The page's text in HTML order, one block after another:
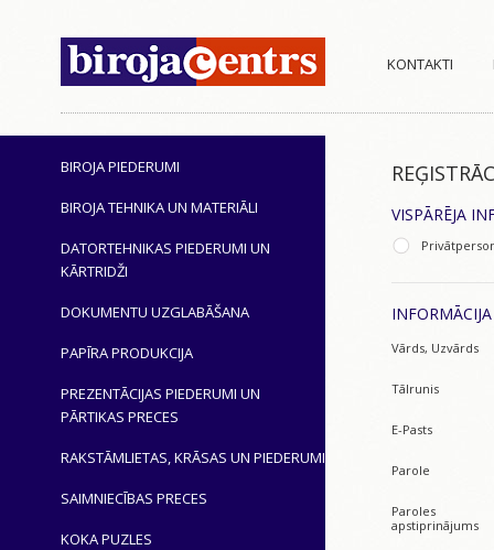
KONTAKTI
BIROJA PIEDERUMI
BIROJA TEHNIKA UN MATERIĀLI
DATORTEHNIKAS PIEDERUMI UN
KĀRTRIDŽI
DOKUMENTU UZGLABĀŠANA
PAPĪRA PRODUKCIJA
PREZENTĀCIJAS PIEDERUMI UN
PĀRTIKAS PRECES
RAKSTĀMLIETAS, KRĀSAS UN PIEDERUMI
SAIMNIECĪBAS PRECES
KOKA PUZLES
VISPĀRĒJA
Vārds, Uzvārds
Tālrunis
E-Pasts
Parole
Paroles
apstiprinājums